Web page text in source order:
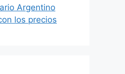
Argentino
los precios